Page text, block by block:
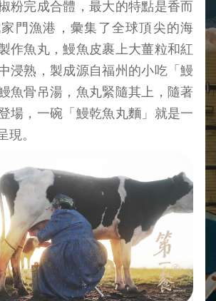
粉完成合體，最大的特點是香而
門漁港，彙集了全球頂尖的海
作魚丸，鰻魚皮裹上大薑粒和紅
浸熟，製成源自福州的小吃「鰻
魚骨吊湯，魚丸緊隨其上，隨著
場，一碗「鰻乾魚丸麵」就是一
現。